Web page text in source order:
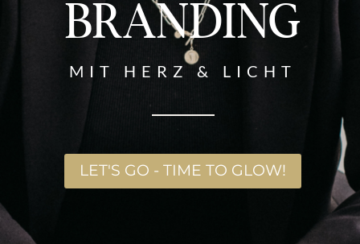
BRANDING
MIT HERZ & LICHT
LET'S GO - TIME TO GLOW!